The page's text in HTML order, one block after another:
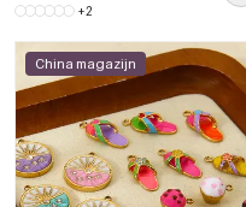
+2
China magazijn